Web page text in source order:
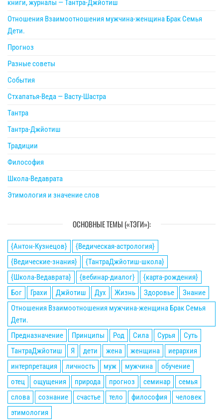
книги, журналы — Тантра-Джйотиш
Отношения Взаимоотношения мужчина-женщина Брак Семья
Дети.
Прогноз
Разные советы
События
Стхапатья-Веда — Васту-Шастра
Тантра
Тантра-Джйотиш
Традиции
Философия
Школа-Ведаврата
Этимология и значение слов
ОСНОВНЫЕ ТЕМЫ («ТЭГИ»):
{Антон-Кузнецов}
{Ведическая-астрология}
{Ведические-знания}
{ТантраДжйотиш-школа}
{Школа-Ведаврата}
{вебинар-диалог}
{карта-рождения}
Бог
Грахи Джйотиш Дух Жизнь Здоровье
Знание
Отношения Взаимоотношения мужчина-женщина Брак Семья
Дети.
Предназначение
Принципы Род Сила Сурья
Суть
ТантраДжйотиш
Я дети жена женщина
иерархия
интерпретация
личность муж мужчина
обучение
отец
ощущения природа прогноз семинар
семья
слова
сознание счастье тело философия
человек
этимология